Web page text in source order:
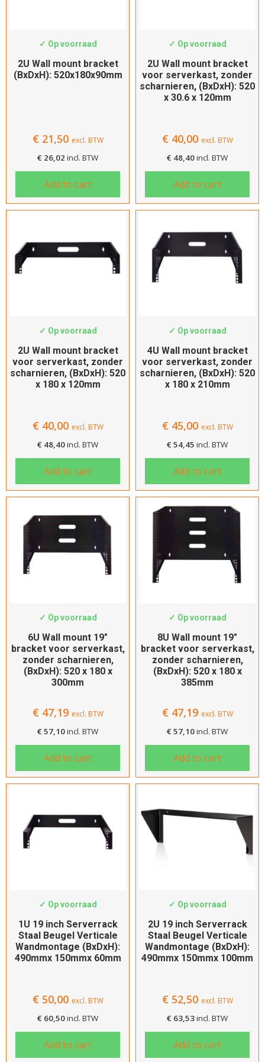
✓ Op voorraad
2U Wall mount bracket
(BxDxH): 520x180x90mm
€21,50 excl. BTW
€ 26,02 incl. BTW
Add to cart
✓ Op voorraad
2U Wall mount bracket
voor serverkast, zonder
scharnieren, (BxDxH): 520
x 30.6 x 120mm
€40,00 excl. BTW
€ 48,40incl. BTW
Add to cart
✓ Op voorraad
2U Wall mount bracket
voor serverkast, zonder
scharnieren, (BxDxH): 520
x 180 x 120mm
€40,00 excl. BTW
€ 48,40incl. BTW
Add to cart
✓ Op voorraad
4U Wall mount bracket
voor serverkast, zonder
scharnieren, (BxDxH): 520
x 180 x 210mm
€45,00 excl. BTW
€ 54,45 incl. BTW
Add to cart
✓ Op voorraad
6U Wall mount 19″
bracket voor serverkast,
zonder scharnieren,
(BxDxH): 520 x 180 x
300mm
€47,19 excl. BTW
€ 57,10incl. BTW
Add to cart
✓ Op voorraad
8U Wall mount 19″
bracket voor serverkast,
zonder scharnieren,
(BxDxH): 520 x 180 x
385mm
€47,19 excl. BTW
€ 57,10incl. BTW
Add to cart
✓ Op voorraad
1U 19 inch Serverrack
Staal Beugel Verticale
Wandmontage (BxDxH):
490mmx 150mmx 60mm
€50,00 excl. BTW
€ 60,50incl. BTW
Add to cart
✓ Op voorraad
2U 19 inch Serverrack
Staal Beugel Verticale
Wandmontage (BxDxH):
490mmx 150mmx 100mm
€52,50 excl. BTW
€ 63,53incl. BTW
Add to cart
Kies de diepte